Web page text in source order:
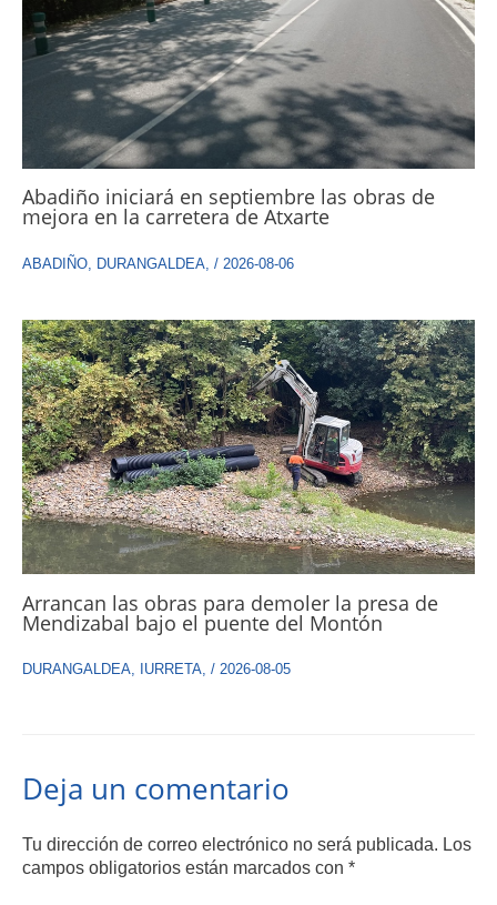
Abadiño iniciará en septiembre las obras de
mejora en la carretera de Atxarte
ABADIÑO DURANGALDEA / 2026-08-06
Arrancan las obras para demoler la presa de
Mendizabal bajo el puente del Montón
DURANGALDEA, IURRETA, / 2026-08-05
Deja un comentario
Tu dirección de correo electrónico no será publicada. Los
campos obligatorios están marcados con *